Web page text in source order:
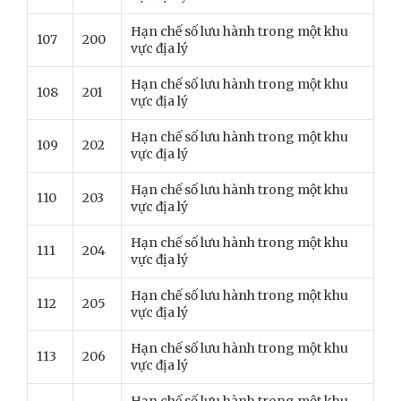
107 200
Hạn chế số lưu hành trong một khu
vực địa lý
108 201
Hạn chế số lưu hành trong một khu
vực địa lý
109 202
Hạn chế số lưu hành trong một khu
vực địa lý
110 203
Hạn chế số lưu hành trong một khu
vực địa lý
111 204
Hạn chế số lưu hành trong một khu
vực địa lý
112 205
Hạn chế số lưu hành trong một khu
vực địa lý
113 206
Hạn chế số lưu hành trong một khu
vực địa lý